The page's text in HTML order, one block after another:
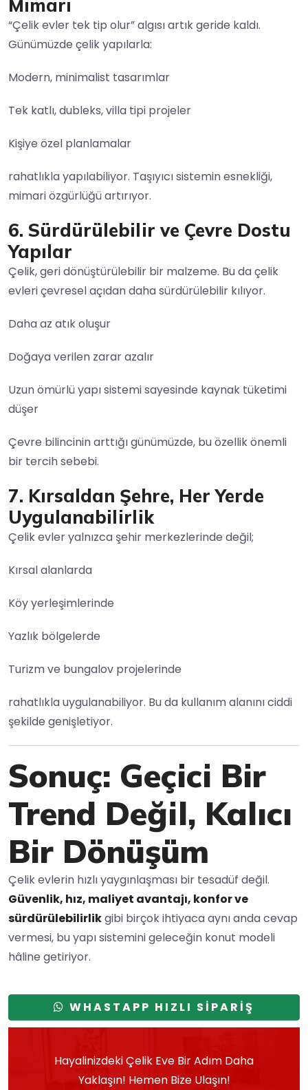
Mimari
“Çelik evler tek tip olur” algısı artık geride kaldı.
Günümüzde çelik yapılarla:
Modern, minimalist tasarımlar
Tek katlı, dubleks, villa tipi projeler
Kişiye özel planlamalar
rahatlıkla yapılabiliyor. Taşıyıcı sistemin esnekliği,
mimari özgürlüğü artırıyor.
6. Sürdürülebilir ve Çevre Dostu
Yapılar
Çelik, geri dönüştürülebilir bir malzeme. Bu da çelik
evleri çevresel açıdan daha sürdürülebilir kılıyor.
Daha az atık oluşur
Doğaya verilen zarar azalır
Uzun ömürlü yapı sistemi sayesinde kaynak tüketimi
düşer
Çevre bilincinin arttığı günümüzde, bu özellik önemli
bir tercih sebebi.
7. Kırsaldan Şehre, Her Yerde
Uygulanabilirlik
Çelik evler yalnızca şehir merkezlerinde değil;
Kırsal alanlarda
Köy yerleşimlerinde
Yazlık bölgelerde
Turizm ve bungalov projelerinde
rahatlıkla uygulanabiliyor. Bu da kullanım alanını ciddi
şekilde genişletiyor.
Sonuç: Geçici Bir
Trend Değil, Kalıcı
Bir Dönüşüm
Çelik evlerin hızlı yaygınlaşması bir tesadüf değil.
Güvenlik, hız, maliyet avantajı, konfor ve
sürdürülebilirlikgibi birçok ihtiyaca aynı anda cevap
vermesi, bu yapı sistemini geleceğin konut modeli
hâline getiriyor.
WHASTAPP HIZLI SİPARİŞ
Hayalinizdeki Çelik Eve Bir Adım Daha
Yaklaşın! Hemen Bize Ulaşın!